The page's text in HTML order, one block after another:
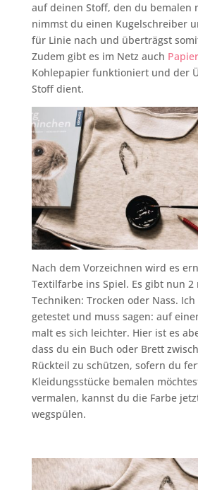
auf deinen Stoff, den du bemalen
nimmst du einen Kugelschreiber
für Linie nach und überträgst
Zudem gibt es im Netz auch Papier
Kohlepapier funktioniert und der
Stoff dient.
Nach dem Vorzeichnen wird es
Textilfarbe ins Spiel. Es gibt nun 2
Techniken: Trocken oder Nass.
getestet und muss sagen: auf
malt es sich leichter. Hier ist es
dass du ein Buch oder Brett
Rückteil zu schützen, sofern du
Kleidungsstücke bemalen
vermalen, kannst du die Farbe
wegspülen.